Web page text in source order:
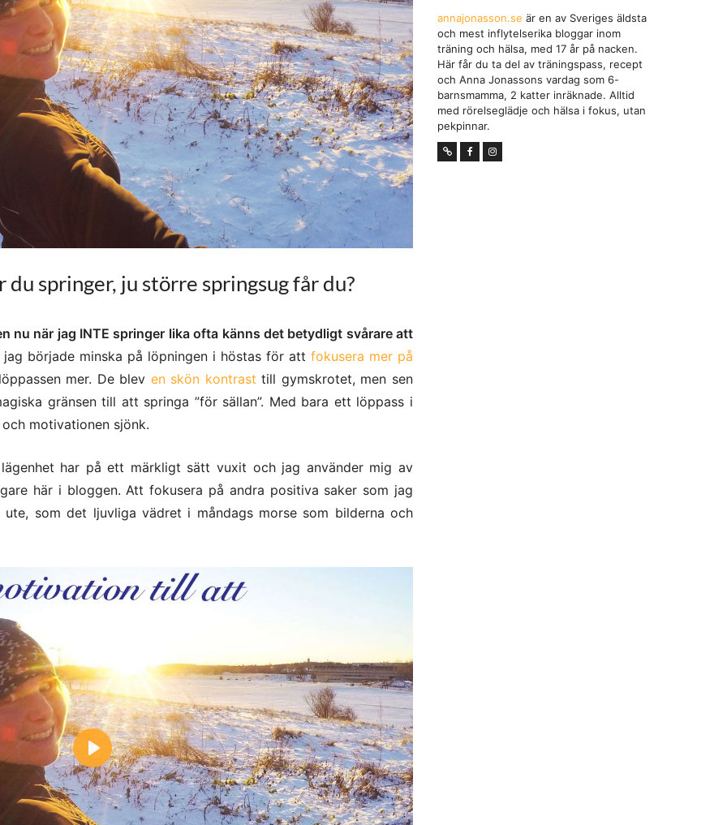
springer, ju större springsug får du?
nu när jag INTE springer lika ofta känns det betydligt svårare att
började minska på löpningen i höstas för att fokusera mer på
mer. De blev en skön kontrast till gymskrotet, men sen
gränsen till att springa ”för sällan”. Med bara ett löppass i
motivationen sjönk.
har på ett märkligt sätt vuxit och jag använder mig av
här i bloggen. Att fokusera på andra positiva saker som jag
som det ljuvliga vädret i måndags morse som bilderna och
P
l
a
annajonasson.se är en av Sveriges äldsta
och mest inflytelserika bloggar inom
träning och hälsa, med 17 år på nacken.
Här får du ta del av träningspass, recept
och Anna Jonassons vardag som 6-
barnsmamma, 2 katter inräknade. Alltid
med rörelseglädje och hälsa i fokus, utan
pekpinnar.